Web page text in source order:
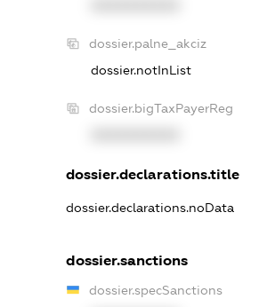
dossier.palne_akciz
dossier.notInList
dossier.bigTaxPayerReg
dossier.declarations.title
dossier.declarations.noData
dossier.sanctions
dossier.specSanctions